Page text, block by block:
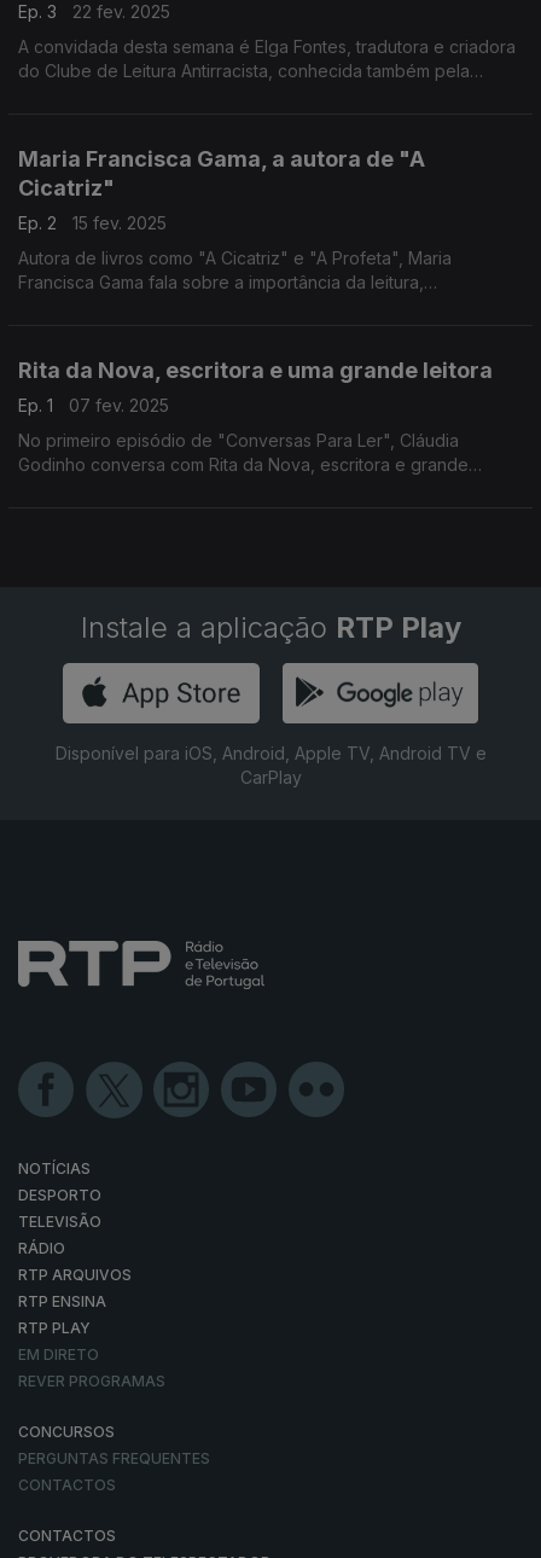
Ep. 3
22 fev. 2025
A convidada desta semana é Elga Fontes, tradutora e criadora
do Clube de Leitura Antirracista, conhecida também pela
Maria Francisca Gama, a autora de "A
Cicatriz"
Ep. 2
15 fev. 2025
Autora de livros como "A Cicatriz" e "A Profeta", Maria
Francisca Gama fala sobre a importância da leitura,
Rita da Nova, escritora e uma grande leitora
Ep. 1
07 fev. 2025
No primeiro episódio de "Conversas Para Ler", Cláudia
Godinho conversa com Rita da Nova, escritora e grande
Instale a aplicação RTP Play
Disponível para iOS, Android, Apple TV, Android TV e
CarPlay
NOTÍCIAS
DESPORTO
TELEVISÃO
RÁDIO
RTP ARQUIVOS
RTP ENSINA
RTP PLAY
EM DIRETO
REVER PROGRAMAS
CONCURSOS
PERGUNTAS FREQUENTES
CONTACTOS
CONTACTOS